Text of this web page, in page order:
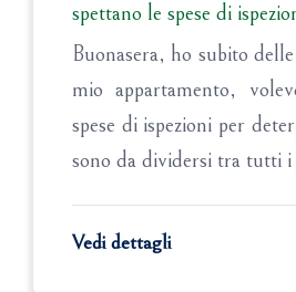
spettano le spese di
Buonasera, ho subito
mio appartamento,
spese di ispezioni per
sono da dividersi tra tutti
Vedi dettagli